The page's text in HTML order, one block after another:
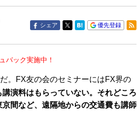
シェア 優先登録
バック実施中！
。FX友の会のセミナーにはFX界の
講演料はもらっていない。それどころ
間など、遠隔地からの交通費も講師